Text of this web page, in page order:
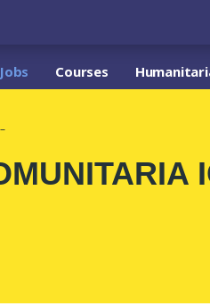
Courses